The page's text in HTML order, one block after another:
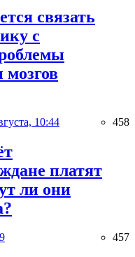
связать
с
мозгов
10:44 458
платят
ли они
457